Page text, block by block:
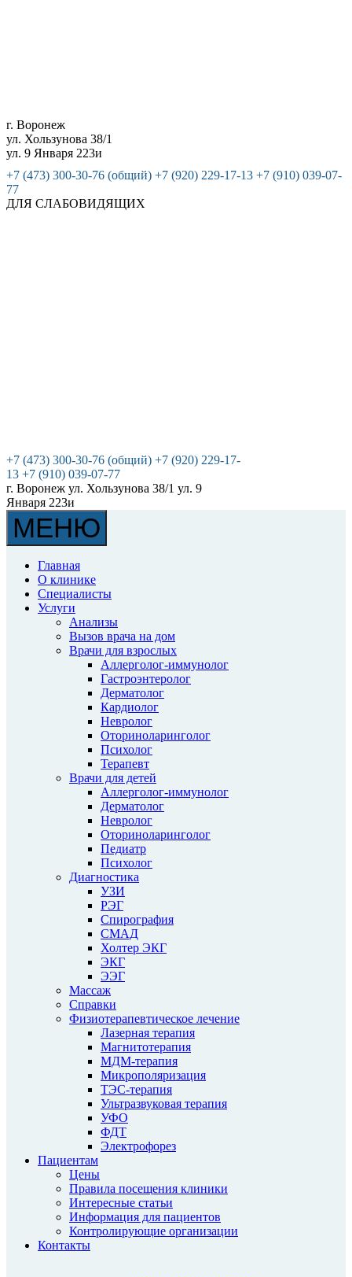
г. Воронеж
ул. Хользунова 38/1
ул. 9 Января 223и
+7 (473) 300-30-76 (общий) +7 (920) 229-17-13 +7 (910) 039-07-
77
ДЛЯ СЛАБОВИДЯЩИХ
+7 (473) 300-30-76 (общий) +7 (920) 229-17-
13 +7 (910) 039-07-77
г. Воронеж ул. Хользунова 38/1 ул. 9
Января 223и
МЕНЮ
Главная
О клинике
Специалисты
Услуги
Анализы
Вызов врача на дом
Врачи для взрослых
Аллерголог-иммунолог
Гастроэнтеролог
Дерматолог
Кардиолог
Невролог
Оториноларинголог
Психолог
Терапевт
Врачи для детей
Аллерголог-иммунолог
Дерматолог
Невролог
Оториноларинголог
Педиатр
Психолог
Диагностика
УЗИ
РЭГ
Спирография
СМАД
Холтер ЭКГ
ЭКГ
ЭЭГ
Массаж
Справки
Физиотерапевтическое лечение
Лазерная терапия
Магнитотерапия
МДМ-терапия
Микрополяризация
ТЭС-терапия
Ультразвуковая терапия
УФО
ФДТ
Электрофорез
Пациентам
Цены
Правила посещения клиники
Интересные статьи
Информация для пациентов
Контролирующие организации
Контакты